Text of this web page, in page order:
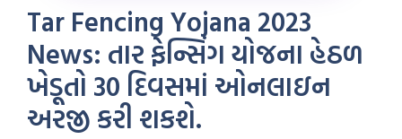
Tar Fencing Yojana 2023
News: તાર ફેન્સિંગ યોજના હેઠળ
ખેડૂતો 30 દિવસમાં ઓનલાઇન
અરજી કરી શકશે.